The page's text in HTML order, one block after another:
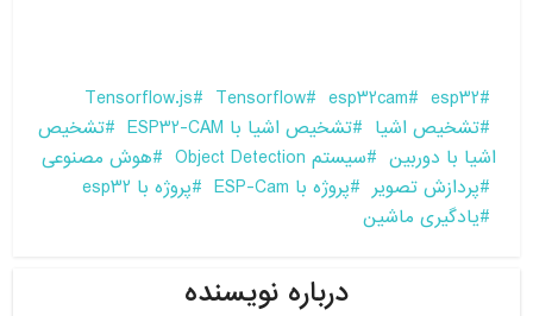
esp32
esp32cam
Tensorflow
Tensorflow.js
تشخیص اشیا
تشخیص اشیا با ESP32-CAM
تشخیص
اشیا با دوربین
سیستم Object Detection
هوش مصنوعی
پردازش تصویر
پروژه با ESP-Cam
پروژه با esp32
یادگیری ماشین
درباره نویسنده